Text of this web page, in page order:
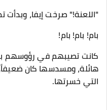
​"اللعنة!" صرخت إيفا،
​بام! بام! بام!
كانت تصيبهم في رؤوسهم
هائلة، ومسدسها كان
التي خسرتها.